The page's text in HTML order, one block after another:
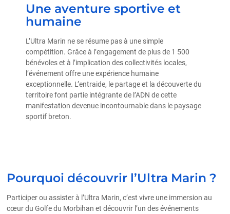
Une aventure sportive et
humaine
L’Ultra Marin ne se résume pas à une simple
compétition. Grâce à l’engagement de plus de 1 500
bénévoles et à l’implication des collectivités locales,
l’événement offre une expérience humaine
exceptionnelle. L’entraide, le partage et la découverte du
territoire font partie intégrante de l’ADN de cette
manifestation devenue incontournable dans le paysage
sportif breton.
Pourquoi découvrir l’Ultra Marin ?
Participer ou assister à l’Ultra Marin, c’est vivre une immersion au
cœur du Golfe du Morbihan et découvrir l’un des événements